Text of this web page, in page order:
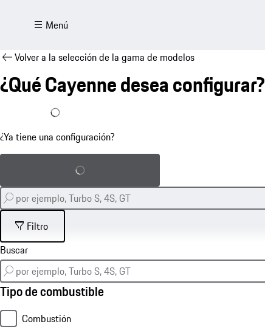
Menú
Volver a la selección de la gama de modelos
¿Qué Cayenne desea configurar?
Ya tengo una configuración
¿Ya tiene una configuración?
Cargar configuración guardada
Filtro
Tipo de combustible
Combustión